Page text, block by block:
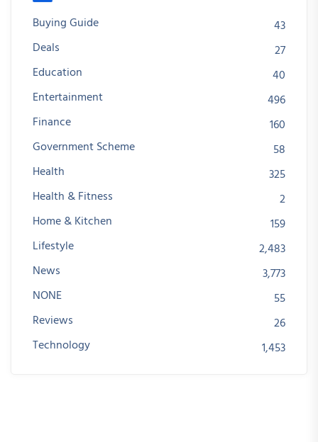
Buying Guide
43
Deals
27
Education
40
Entertainment
496
Finance
160
Government Scheme
58
Health
325
Health & Fitness
2
Home & Kitchen
159
Lifestyle
2,483
News
3,773
NONE
55
Reviews
26
Technology
1,453